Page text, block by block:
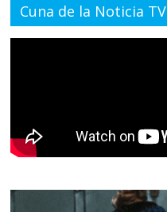
Cuna de la Noticia TV